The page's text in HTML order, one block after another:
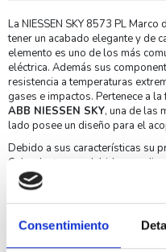
Consentimiento
La NIESSEN SKY 8573 PL
tener un acabado elegante y de
elemento es uno de los más
eléctrica. Además sus
resistencia a temperaturas
gases e impactos. Pertenece a
ABB NIESSEN SKY, una de las
lado posee un diseño para el
Debido a sus características su
Cabe destacar y debido a su
de empotrar. Finalmente
tanto vertical como horizontal.
Marco de 3 elementos